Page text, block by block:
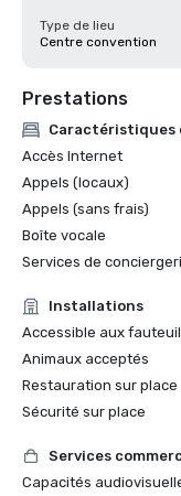
Type de lieu
Centre convention
Prestations
Caractéristiques
Accès Internet
Appels (locaux)
Appels (sans frais)
Boîte vocale
Services de
Installations
Accessible aux
Animaux acceptés
Restauration sur place
Sécurité sur place
Services
Capacités